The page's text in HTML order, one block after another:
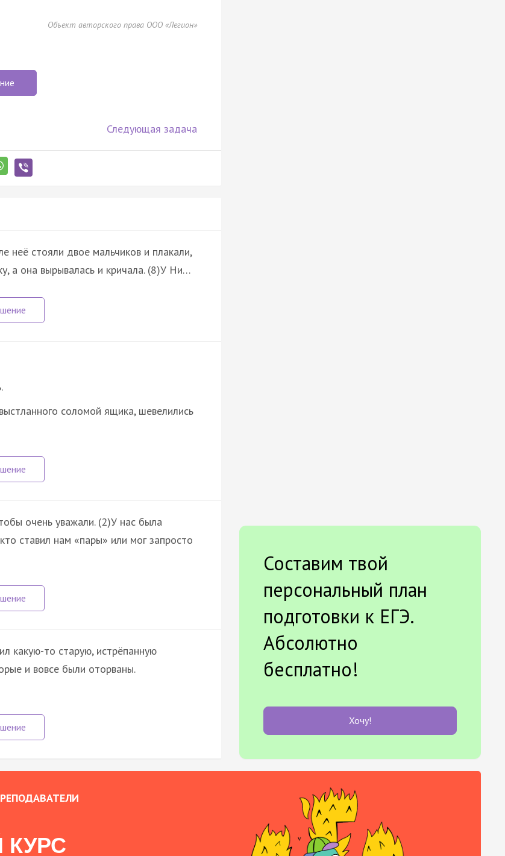
Объект авторского права ООО «Легион»
Следующая задача
неё стояли двое мальчиков и плакали,
а она вырывалась и кричала. (8)У Ни…
соломой ящика, шевелились
очень уважали. (2)У нас была
ставил нам «пары» или мог запросто
какую-то старую, истрёпанную
и вовсе были оторваны.
Составим твой
персональный план
подготовки к ЕГЭ.
Абсолютно
бесплатно!
Хочу!